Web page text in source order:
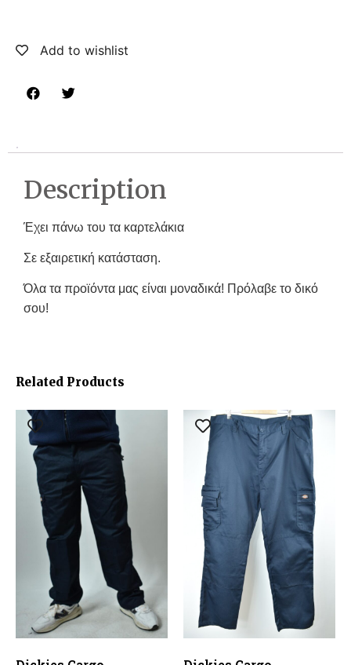
Add to wishlist
Description
Έχει πάνω του τα καρτελάκια
Σε εξαιρετική κατάσταση.
Όλα τα προϊόντα μας είναι μοναδικά! Πρόλαβε το δικό
σου!
Related Products